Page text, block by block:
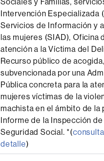
Intervención Especializada
Servicios de Información y
las mujeres (SIAD), Oficina
atención a la Víctima del
Recurso público de
subvencionada por una
Pública concreta para la
mujeres víctimas de la
machista en el ámbito de la
Informe de la Inspección
Seguridad Social. *(
detalle)